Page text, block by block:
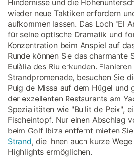
Hindernisse und die
wieder neue Taktiken erfordern
aufkommen lassen. Das Loch "El
für seine optische Dramatik und
Konzentration beim Anspiel auf
Runde können Sie das charmante
Eulàlia des Riu erkunden.
Strandpromenade, besuchen Sie
Puig de Missa auf dem Hügel und
der exzellenten Restaurants am
Spezialitäten wie "Bullit de Peix",
Fischeintopf. Nur einen Abschlag
beim Golf Ibiza entfernt mieten Sie
Strand, die Ihnen auch kurze
Highlights ermöglichen.